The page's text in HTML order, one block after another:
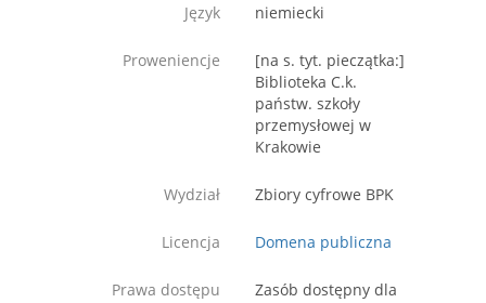
Język niemiecki
Proweniencje
[na s. tyt. pieczątka:]
Biblioteka C.k.
państw. szkoły
przemysłowej w
Krakowie
Wydział Zbiory cyfrowe BPK
Licencja Domena publiczna
Prawa dostępu
Zasób dostępny dla